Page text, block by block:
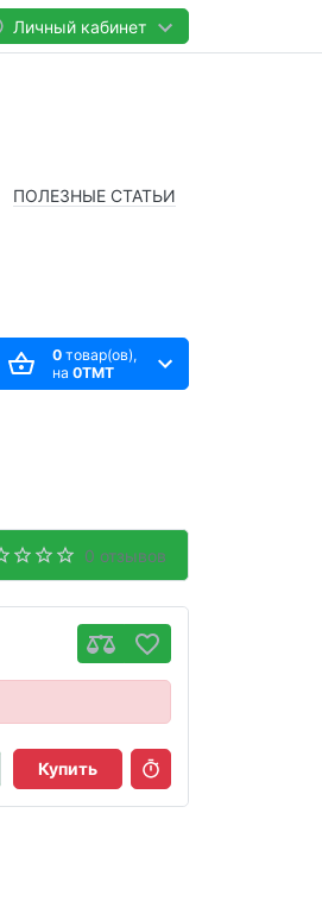
Личный кабинет
ПОЛЕЗНЫЕ СТАТЬИ
0товар(ов),
на 0TMT
0 отзывов
Купить